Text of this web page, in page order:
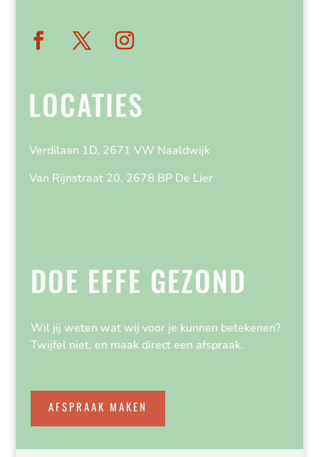
LOCATIES
Verdilaan 1D, 2671 VW Naaldwijk
Van Rijnstraat 20, 2678 BP De Lier
DOE EFFE GEZOND
Wil jij weten wat wij voor je kunnen betekenen?
Twijfel niet, en maak direct een afspraak.
AFSPRAAK MAKEN